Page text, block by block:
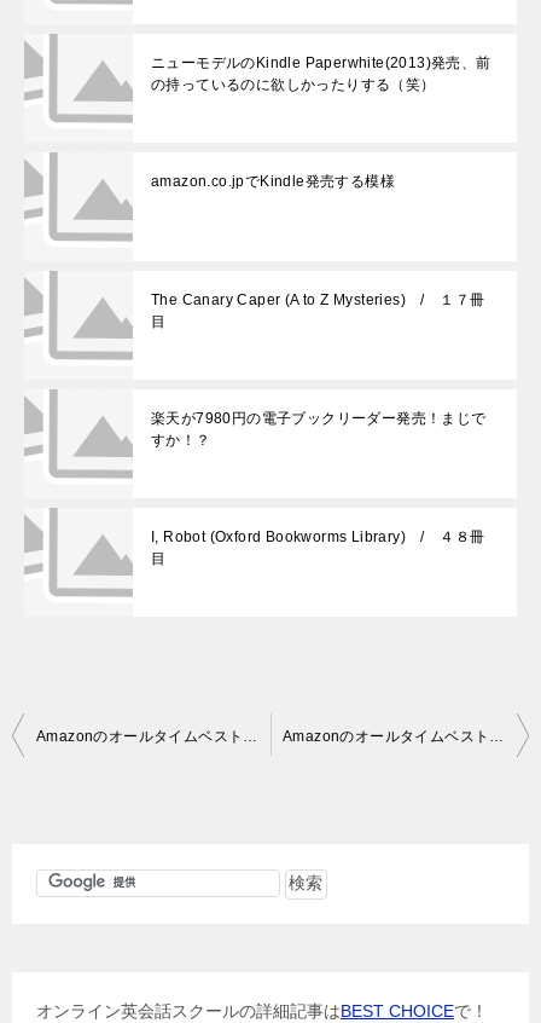
ニューモデルのKindle Paperwhite(2013)発売、前
の持っているのに欲しかったりする（笑）
amazon.co.jpでKindle発売する模様
The Canary Caper (A to Z Mysteries) / １７冊
目
楽天が7980円の電子ブックリーダー発売！まじで
すか！？
I, Robot (Oxford Bookworms Library) / ４８冊
目
投
Amazonのオールタイムベスト児童文学100から読みやすい洋書を紹介 小学1-4年生向け その１ Amazonのオールタイムベスト児童文学100から読みやすい洋書を紹介 小学3－4年生向け その3
オンライン英会話スクールの詳細記事はBEST CHOICEで！